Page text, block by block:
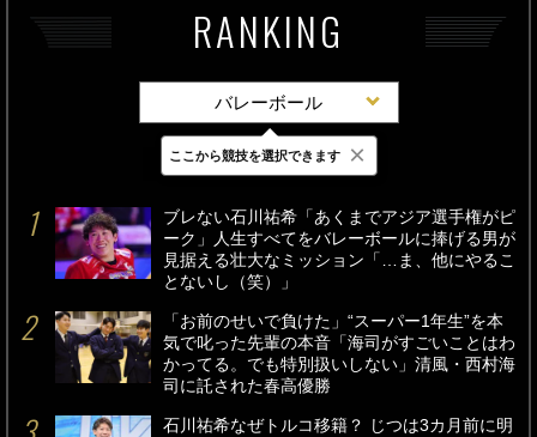
RANKING
バレーボール
最新 24時間 週間
ブレない石川祐希「あくまでアジア選手権がピ
ーク」人生すべてをバレーボールに捧げる男が
見据える壮大なミッション「…ま、他にやるこ
とないし（笑）」
「お前のせいで負けた」“スーパー1年生”を本
気で叱った先輩の本音「海司がすごいことはわ
かってる。でも特別扱いしない」清風・西村海
司に託された春高優勝
石川祐希なぜトルコ移籍？ じつは3カ月前に明
ここから競技を選択できます ×